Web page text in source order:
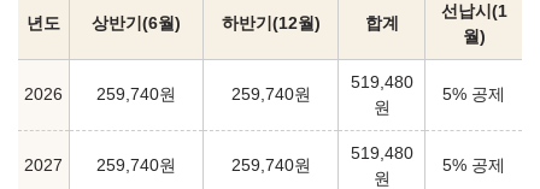
년도 상반기(6월) 하반기(12월) 합계
선납시(1
월)
2026 259,740원 259,740원
519,480
원
5% 공제
2027 259,740원 259,740원
519,480
원
5% 공제